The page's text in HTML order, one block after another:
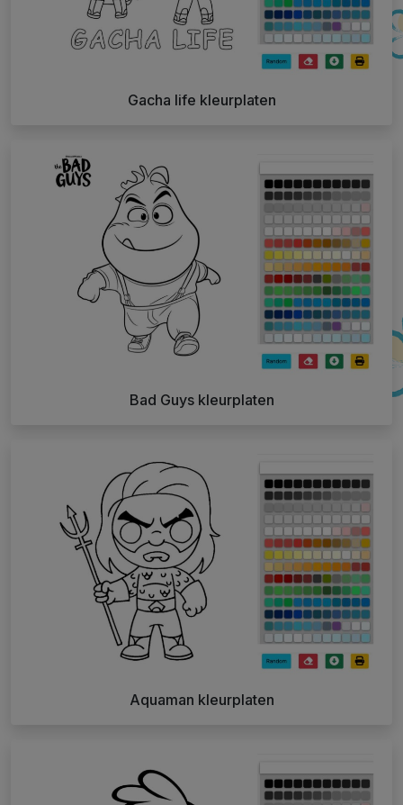
Gacha life kleurplaten
Bad Guys kleurplaten
Aquaman kleurplaten